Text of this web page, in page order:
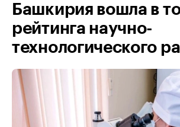
Башкирия вошла в
рейтинга научно-
технологического